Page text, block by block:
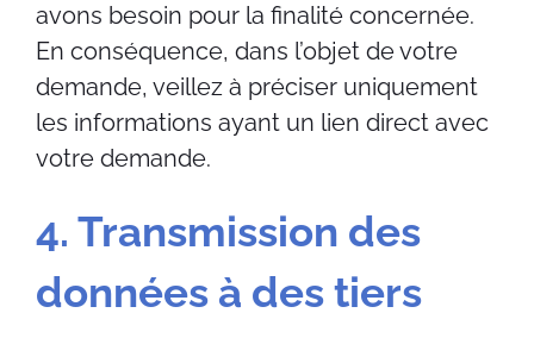
avons besoin pour la finalité concernée.
En conséquence, dans l’objet de votre
demande, veillez à préciser uniquement
les informations ayant un lien direct avec
votre demande.
4. Transmission des
données à des tiers